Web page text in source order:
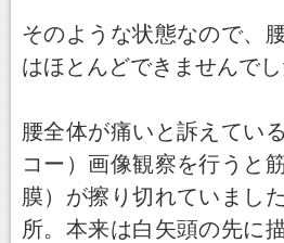
そのような状態なので、
はほとんどできませんでし
腰全体が痛いと訴えてい
コー）画像観察を行うと
膜）が擦り切れていまし
所。本来は白矢頭の先に